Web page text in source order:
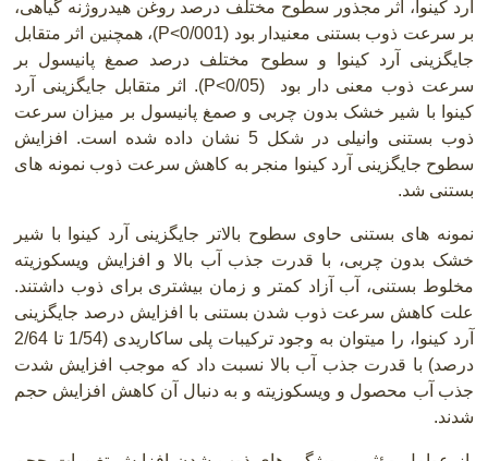
آرد کینوا، اثر مجذور سطوح مختلف درصد روغن هیدروژنه گیاهی،
بر سرعت ذوب بستنی معنیدار بود P<0/001))، همچنین اثر متقابل
جایگزینی آرد کینوا و سطوح مختلف درصد صمغ پانیسول بر
سرعت ذوب معنی دار بود
(P<0/05). اثر متقابل جایگزینی آرد
کینوا با شیر خشک بدون چربی و صمغ پانیسول بر میزان سرعت
ذوب بستنی وانیلی در شکل 5 نشان داده شده است. افزایش
سطوح جایگزینی آرد کینوا منجر به کاهش سرعت ذوب نمونه های
بستنی شد.
نمونه های بستنی حاوی سطوح بالاتر جایگزینی آرد کینوا با شیر
خشک بدون چربی، با قدرت جذب آب بالا و افزایش ویسکوزیته
مخلوط بستنی، آب آزاد کمتر و زمان بیشتری برای ذوب داشتند.
علت کاهش سرعت ذوب شدن بستنی با افزایش درصد جایگزینی
آرد کینوا، را میتوان به وجود ترکیبات پلی ساکاریدی (1/54 تا 2/64
درصد) با قدرت جذب آب بالا نسبت داد که موجب افزایش شدت
جذب آب محصول و ویسکوزیته و به دنبال آن کاهش افزایش حجم
شدند.